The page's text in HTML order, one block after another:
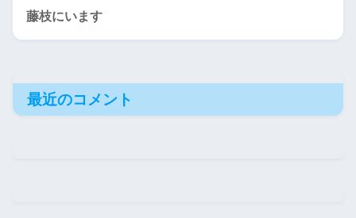
藤枝にいます
最近のコメント